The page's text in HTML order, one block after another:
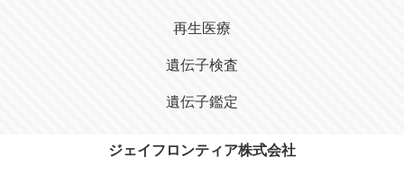
再生医療
遺伝子検査
遺伝子鑑定
ジェイフロンティア株式会社